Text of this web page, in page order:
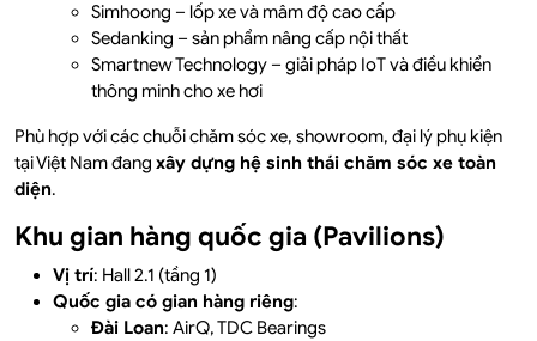
Simhoong – lốp xe và mâm độ cao cấp
Sedanking – sản phẩm nâng cấp nội thất
Smartnew Technology – giải pháp IoT và điều khiển
thông minh cho xe hơi
Phù hợp với các chuỗi chăm sóc xe, showroom, đại lý phụ kiện
tại Việt Nam đang xây dựng hệ sinh thái chăm sóc xe toàn
diện.
Khu gian hàng quốc gia (Pavilions)
Vị trí: Hall 2.1 (tầng 1)
Quốc gia có gian hàng riêng:
Đài Loan: AirQ, TDC Bearings